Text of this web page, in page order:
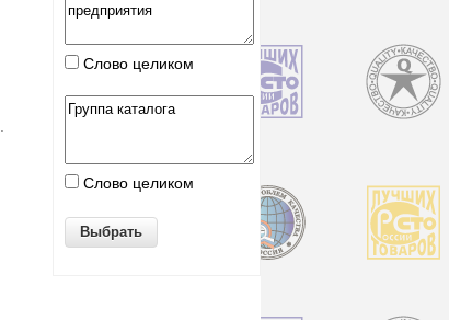
Слово целиком
Слово целиком